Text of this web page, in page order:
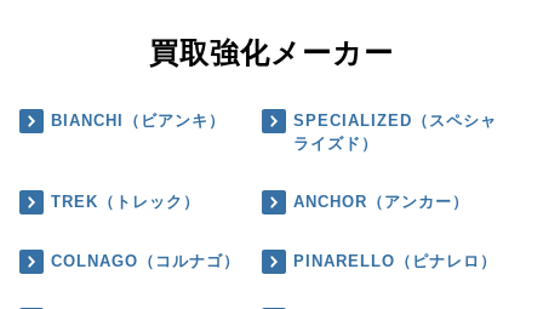
買取強化メーカー
BIANCHI（ビアンキ）
SPECIALIZED（スペシャ
ライズド）
TREK（トレック） ANCHOR（アンカー）
COLNAGO（コルナゴ） PINARELLO（ピナレロ）